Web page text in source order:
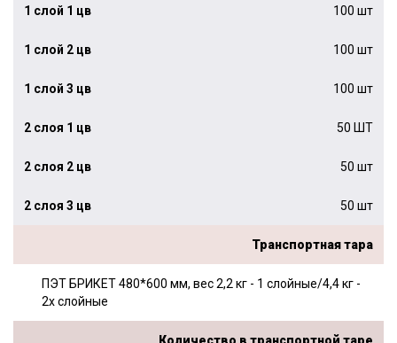
100 шт
100 шт
100 шт
50 ШТ
50 шт
50 шт
Транспортная тара
ПЭТ БРИКЕТ 480*600 мм, вес 2,2 кг - 1 слойные/4,4 кг -
2х слойные